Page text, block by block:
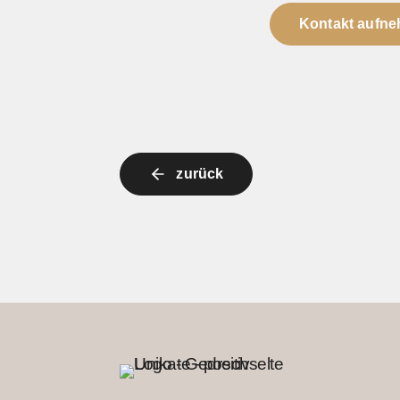
Kontakt
zurück